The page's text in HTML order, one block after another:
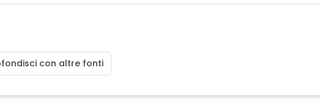
con altre fonti